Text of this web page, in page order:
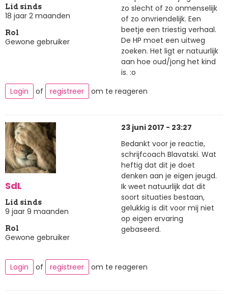
Lid sinds
18 jaar 2 maanden
Rol
Gewone gebruiker
zo slecht of zo onmenselijk
of zo onvriendelijk. Een
beetje een triestig verhaal.
De HP moet een uitweg
zoeken. Het ligt er natuurlijk
aan hoe oud/jong het kind
is. :o
Login
of registreer om te reageren
SdL
Lid sinds
9 jaar 9 maanden
Rol
Gewone gebruiker
23 juni 2017 - 23:27
Bedankt voor je reactie,
schrijfcoach Blavatski. Wat
heftig dat dit je doet
denken aan je eigen jeugd.
Ik weet natuurlijk dat dit
soort situaties bestaan,
gelukkig is dit voor mij niet
op eigen ervaring
gebaseerd.
Login of registreer om te reageren